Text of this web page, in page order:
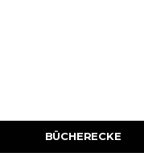
BÜCHERECKE